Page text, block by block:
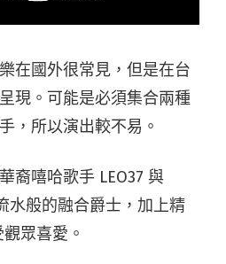
在國外很常見，但是在台
現。可能是必須集合兩種
，所以演出較不易。
裔嘻哈歌手 LEO37 與
水般的融合爵士，加上精
眾喜愛。